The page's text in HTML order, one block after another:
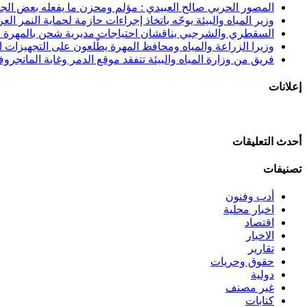
المصور الحربي صالح العبيدي : مؤلم ومحزن ما يفعله بعض
وزير المياه والبيئة يوجّه باتخاذ إجراءات حازمة لحماية النمر
السقطري والشرجبي يناقشان احتياجات مديرية شحن بالمهرة
وزيرا الزراعة والمياه ومحافظ المهرة يطّلعون على التجهيزات
فريق من وزارة المياه والبيئة تتفقد موقع الدمر وغابة
إعلانات
أحدث التعليقات
تصنيفات
أدب وفنون
اخبار محلية
اقتصاد
الاخبار
تقارير
حقوق وحريات
دولية
غير مصنف
كتابات